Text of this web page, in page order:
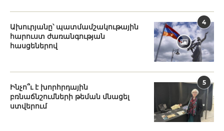
4
Ախուրյանը՝ պատմամշակութային
հարուստ ժառանգության
հասցեներով
5
Ինչո՞ւ է խորհրդային
բռնաճնշումների թեման մնացել
ստվերում